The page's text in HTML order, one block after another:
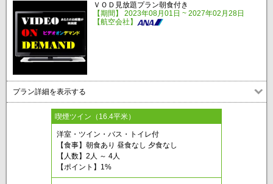
ＶＯＤ見放題プラン朝食付き
【期間】 2023年08月01日 ~ 2027年02月28日
【航空会社】
プラン詳細を表示する
喫煙ツイン（16.4平米）
洋室・ツイン・バス・トイレ付
【食事】朝食あり 昼食なし 夕食なし
【人数】2人 ～ 4人
【ポイント】1%